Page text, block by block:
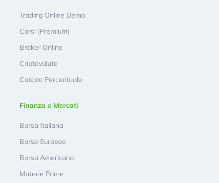
Trading Online Demo
Corsi (Premium)
Broker Online
Criptovalute
Calcolo Percentuale
Finanza e Mercati
Borsa Italiana
Borse Europee
Borsa Americana
Materie Prime